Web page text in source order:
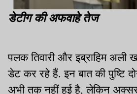
डेटीग की अफवाहे तेज
पलक तिवारी और इब्राहिम अली
डेट कर रहे हैं. इन बात की पुष्टि
अभी तक नहीं हुई है, लेकिन